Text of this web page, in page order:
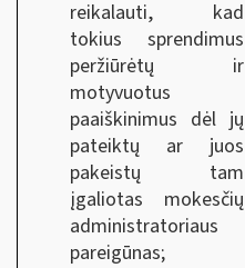
reikalauti, kad
tokius sprendimus
peržiūrėtų ir
motyvuotus
paaiškinimus dėl jų
pateiktų ar juos
pakeistų tam
įgaliotas mokesčių
administratoriaus
pareigūnas;